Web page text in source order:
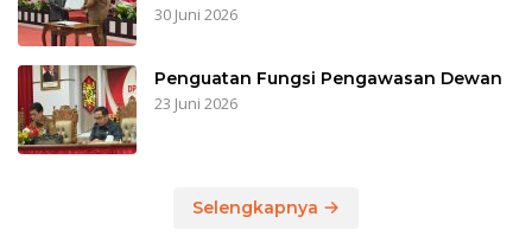
30 Juni 2026
Penguatan Fungsi Pengawasan Dewan
23 Juni 2026
Selengkapnya